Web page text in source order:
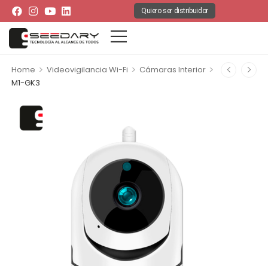
Quiero ser distribuidor
Home > Videovigilancia Wi-Fi > Cámaras Interior >
M1-GK3